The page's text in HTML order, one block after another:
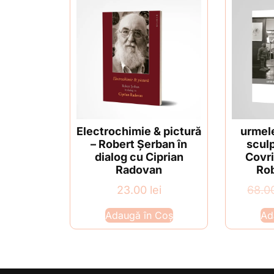
Electrochimie & pictură
– Robert Șerban în
dialog cu Ciprian
Radovan
23.00 lei
Adaugă în Coș